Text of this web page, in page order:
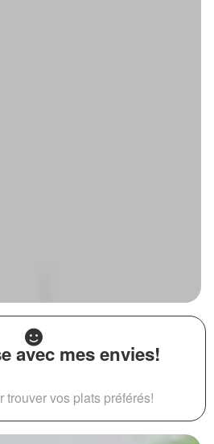
avec mes envies!
trouver vos plats préférés!